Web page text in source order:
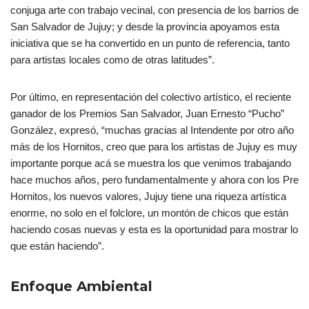
conjuga arte con trabajo vecinal, con presencia de los barrios de
San Salvador de Jujuy; y desde la provincia apoyamos esta
iniciativa que se ha convertido en un punto de referencia, tanto
para artistas locales como de otras latitudes”.
Por último, en representación del colectivo artístico, el reciente
ganador de los Premios San Salvador, Juan Ernesto “Pucho”
González, expresó, “muchas gracias al Intendente por otro año
más de los Hornitos, creo que para los artistas de Jujuy es muy
importante porque acá se muestra los que venimos trabajando
hace muchos años, pero fundamentalmente y ahora con los Pre
Hornitos, los nuevos valores, Jujuy tiene una riqueza artística
enorme, no solo en el folclore, un montón de chicos que están
haciendo cosas nuevas y esta es la oportunidad para mostrar lo
que están haciendo”.
Enfoque Ambiental